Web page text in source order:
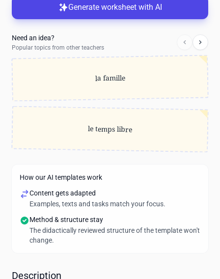
Generate worksheet with AI
Need an idea?
Popular topics from other teachers
la famille
le temps libre
How our AI templates work
Content gets adapted
Examples, texts and tasks match your focus.
Method & structure stay
The didactically reviewed structure of the template won't
change.
Description